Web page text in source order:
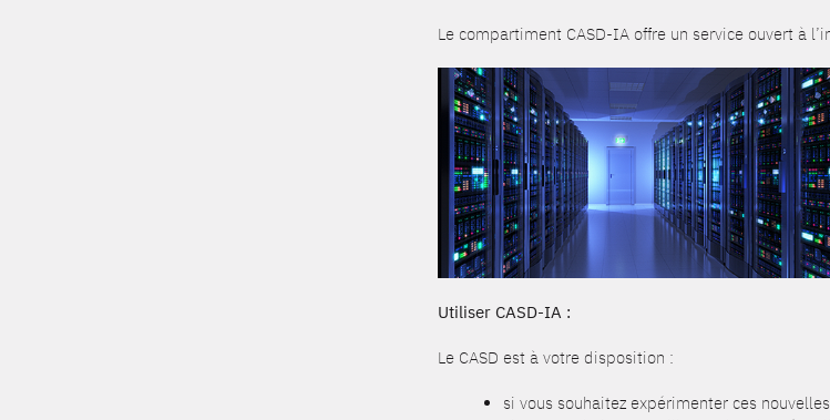
Le compartiment CASD-IA offre un service ouvert à
Utiliser CASD-IA :
Le CASD est à votre disposition :
si vous souhaitez expérimenter ces